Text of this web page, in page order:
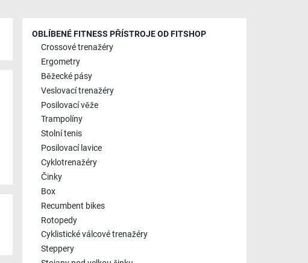
OBLÍBENÉ FITNESS PŘÍSTROJE OD FITSHOP
Crossové trenažéry
Ergometry
Běžecké pásy
Veslovací trenažéry
Posilovací věže
Trampolíny
Stolní tenis
Posilovací lavice
Cyklotrenažéry
Činky
Box
Recumbent bikes
Rotopedy
Cyklistické válcové trenažéry
Steppery